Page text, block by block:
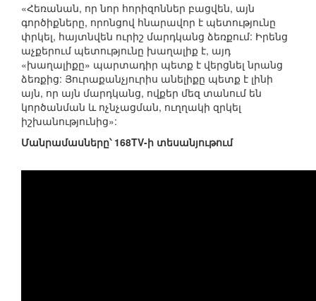
«Հեռանան, որ նոր հորիզոններ բացվեն, այն
գործիքները, որոնցով հնարավոր է պետությունը
փրկել, հայտնվեն ուրիշ մարդկանց ձեռքում: Իրենց
աչքերում պետությունը խաղալիք է, այդ
«խաղալիքը» պարտադիր պետք է վերցնել նրանց
ձեռքից: Յուրաքանչյուրիս անելիքը պետք է լինի
այն, որ այն մարդկանց, ովքեր մեզ տանում են
կործանման և ոչնչացման, ուղղակի զրկել
իշխանությունից»:
Մանրամասները՝ 168TV-ի տեսանյութում